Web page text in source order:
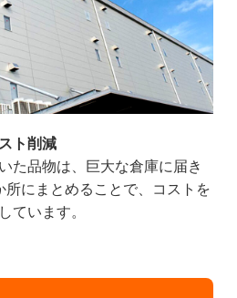
ト削減
た品物は、巨大な倉庫に届き
所にまとめることで、コストを
ています。